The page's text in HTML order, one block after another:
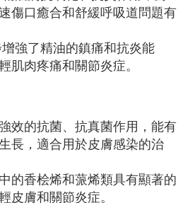
傷口癒合和舒緩呼吸道問題有
強了精油的鎮痛和抗炎能
肌肉疼痛和關節炎症。
效的抗菌、抗真菌作用，能有
長，適合用於皮膚感染的治
的香桧烯和蒎烯類具有顯著的
皮膚和關節炎症。